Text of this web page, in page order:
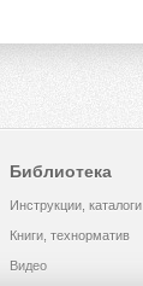
Библиотека
Инструкции, каталоги
Книги, технорматив
Видео